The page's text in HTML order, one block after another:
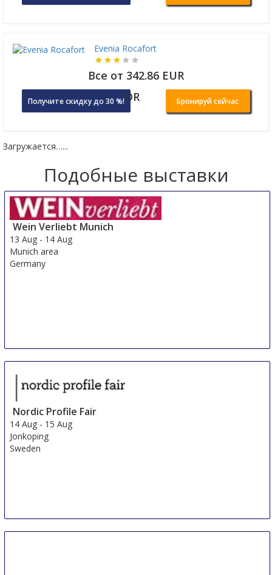
Evenia Rocafort
Все от 342.86 EUR
Получите скидку до 30 %!OR Бронируй сейчас
Загружается…...
Подобные выставки
Wein Verliebt Munich
13 Aug - 14 Aug
Munich area
Germany
Nordic Profile Fair
14 Aug - 15 Aug
Jonkoping
Sweden